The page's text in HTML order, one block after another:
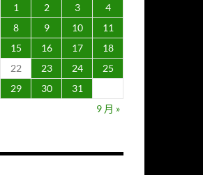
1
2 3
4
8 9 10
11
15 16 17
18
22 23 24
25
29 30
31
9 月 »